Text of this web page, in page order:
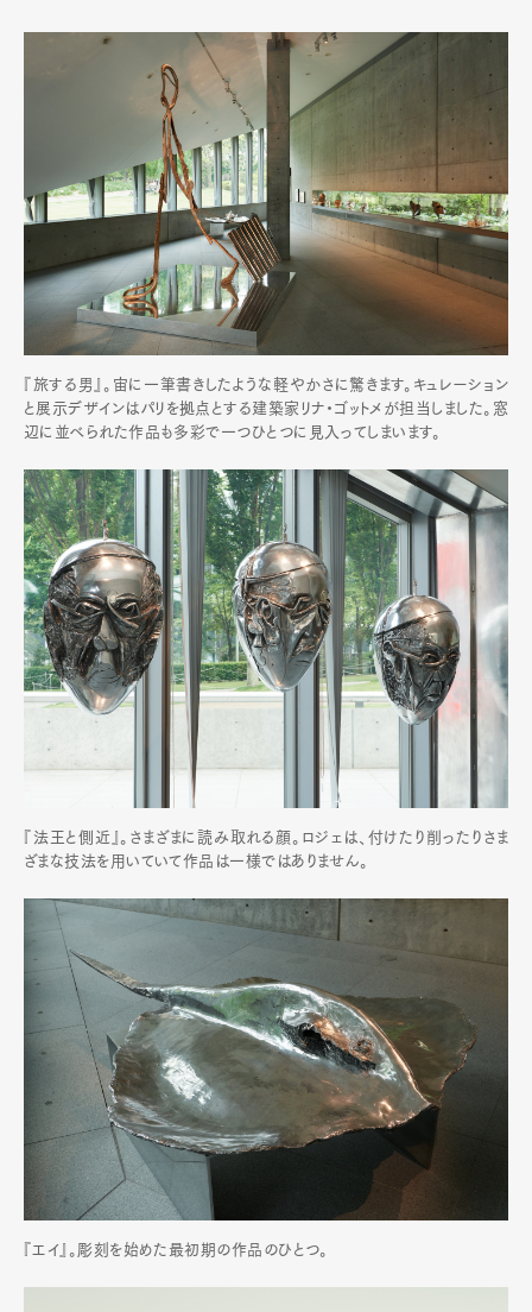
『旅する男』。宙に一筆書きしたような軽やかさに驚きます。キュレーション
と展示デザインはパリを拠点とする建築家リナ・ゴットメが担当しました。窓
辺に並べられた作品も多彩で一つひとつに見入ってしまいます。
『法王と側近』。さまざまに読み取れる顔。ロジェは、付けたり削ったりさま
ざまな技法を用いていて作品は一様ではありません。
『エイ』。彫刻を始めた最初期の作品のひとつ。